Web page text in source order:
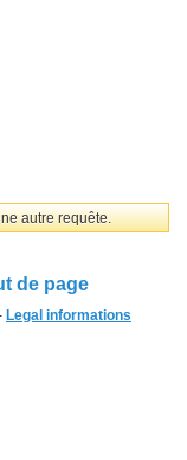
autre requête.
de page
Legal informations